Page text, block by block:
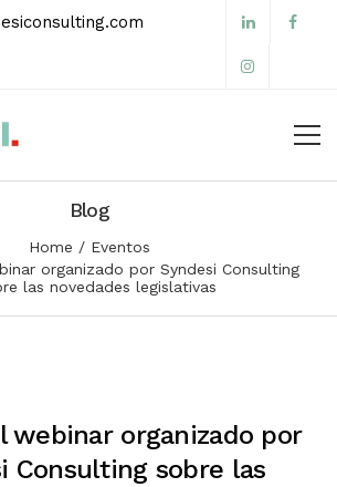
Blog
Home
Eventos
organizado por Syndesi Consulting
las novedades legislativas
webinar organizado por
Consulting sobre las